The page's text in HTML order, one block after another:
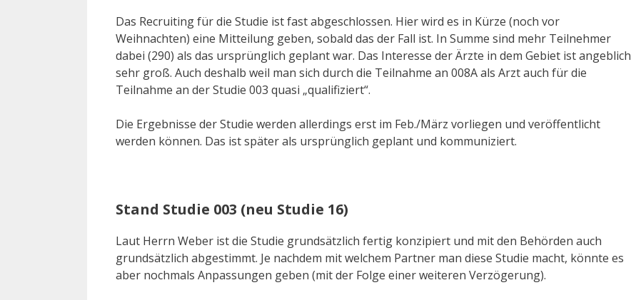
Das Recruiting für die Studie ist fast abgeschlossen. Hier wird es in Kürze (noch vor
Weihnachten) eine Mitteilung geben, sobald das der Fall ist. In Summe sind mehr Teilnehmer
dabei (290) als das ursprünglich geplant war. Das Interesse der Ärzte in dem Gebiet ist angeblich
sehr groß. Auch deshalb weil man sich durch die Teilnahme an 008A als Arzt auch für die
Teilnahme an der Studie 003 quasi „qualifiziert“.
Die Ergebnisse der Studie werden allerdings erst im Feb./März vorliegen und veröffentlicht
werden können. Das ist später als ursprünglich geplant und kommuniziert.
Stand Studie 003 (neu Studie 16)
Laut Herrn Weber ist die Studie grundsätzlich fertig konzipiert und mit den Behörden auch
grundsätzlich abgestimmt. Je nachdem mit welchem Partner man diese Studie macht, könnte es
aber nochmals Anpassungen geben (mit der Folge einer weiteren Verzögerung).